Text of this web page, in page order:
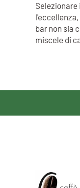
bar non sia
miscele di